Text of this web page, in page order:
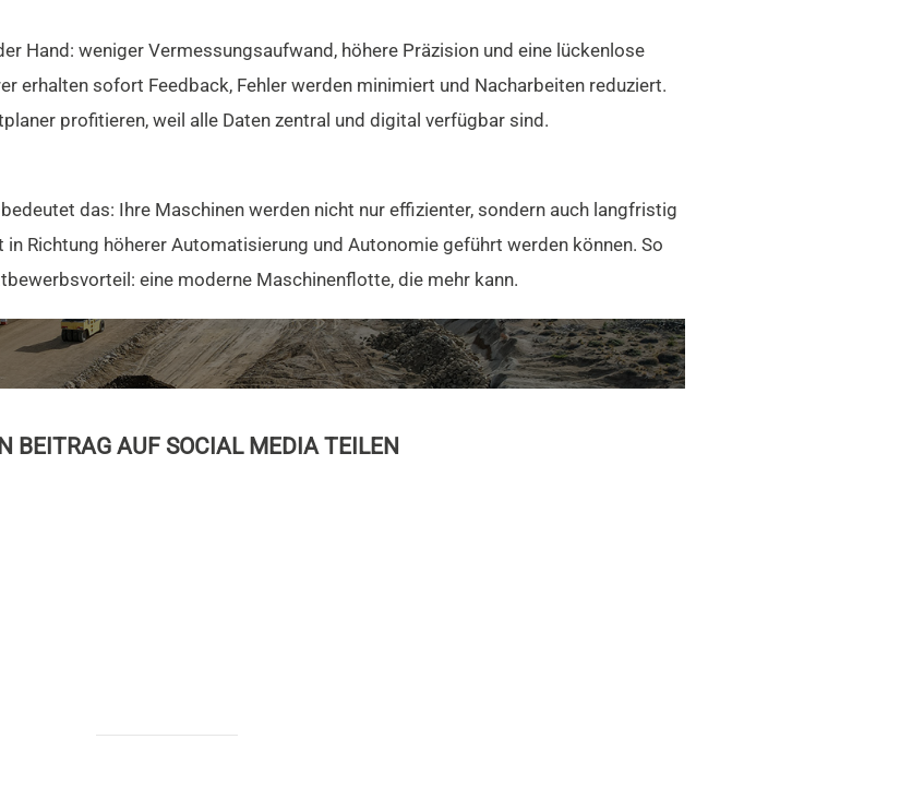
Hand: weniger Vermessungsaufwand, höhere Präzision und eine lückenlose
erhalten sofort Feedback, Fehler werden minimiert und Nacharbeiten reduziert.
profitieren, weil alle Daten zentral und digital verfügbar sind.
das: Ihre Maschinen werden nicht nur effizienter, sondern auch langfristig
Richtung höherer Automatisierung und Autonomie geführt werden können. So
eine moderne Maschinenflotte, die mehr kann.
BEITRAG AUF SOCIAL MEDIA TEILEN